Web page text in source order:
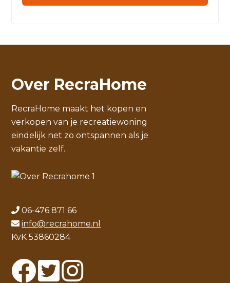
Over RecraHome
RecraHome maakt het kopen en
verkopen van je recreatiewoning
eindelijk net zo ontspannen als je
vakantie zelf.
06-476 871 66
info@recrahome.nl
KvK 53860284